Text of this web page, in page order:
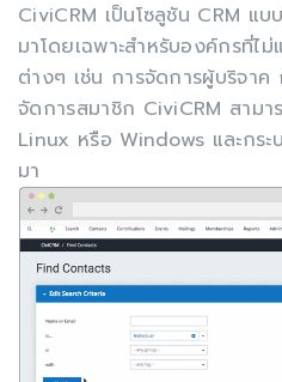
CiviCRM เป็นโซลูชัน CRM แ
มาโดยเฉพาะสำหรับองค์กรที่ไ
ต่างๆ เช่น การจัดการผู้บริจาค
จัดการสมาชิก CiviCRM สามา
Linux หรือ Windows และกร
มา